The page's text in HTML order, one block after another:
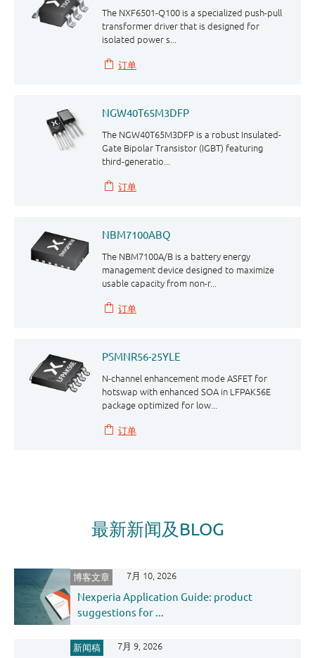
The NXF6501-Q100 is a specialized push-pull
transformer driver that is designed for
isolated power s...
订单
NGW40T65M3DFP
The NGW40T65M3DFP is a robust Insulated-
Gate Bipolar Transistor (IGBT) featuring
third⁠⁠-⁠⁠generatio...
订单
NBM7100ABQ
The NBM7100A/B is a battery energy
management device designed to maximize
usable capacity from non-r...
订单
PSMNR56-25YLE
N-channel enhancement mode ASFET for
hotswap with enhanced SOA in LFPAK56E
package optimized for low...
订单
最新新闻及BLOG
博客文章 7月 10, 2026
Nexperia Application Guide: product
suggestions for ...
新闻稿 7月 9, 2026